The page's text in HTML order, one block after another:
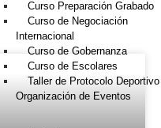
Curso Preparación Grabado
Curso de Negociación
Internacional
Curso de Gobernanza
Curso de Escolares
Taller de Protocolo
Organización de Eventos